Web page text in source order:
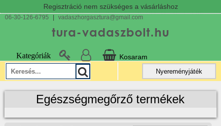
Regisztráció nem szükséges a vásárláshoz
06-30-126-6795 vadaszhorgasztura@gmail.com
Kategóriák Kosaram
Nyereményjáték
Egészségmegőrző termékek